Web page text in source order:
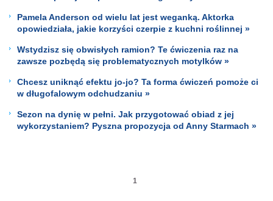
Pamela Anderson od wielu lat jest weganką. Aktorka
opowiedziała, jakie korzyści czerpie z kuchni roślinnej »
Wstydzisz się obwisłych ramion? Te ćwiczenia raz na
zawsze pozbędą się problematycznych motylków »
Chcesz uniknąć efektu jo-jo? Ta forma ćwiczeń pomoże ci
w długofalowym odchudzaniu »
Sezon na dynię w pełni. Jak przygotować obiad z jej
wykorzystaniem? Pyszna propozycja od Anny Starmach »
1